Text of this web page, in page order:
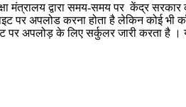
द्वारा समय-समय पर केंद्र सरकार की
पर अपलोड करना होता है लेकिन कोई
अपलोड़ के लिए सर्कुलर जारी करता है ।